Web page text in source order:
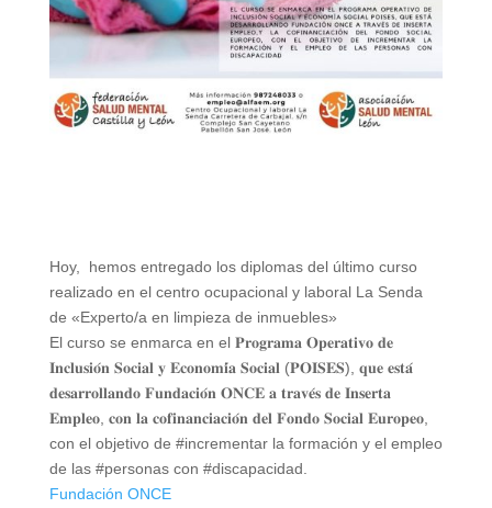
Hoy, hemos entregado los diplomas del último curso
realizado en el centro ocupacional y laboral La Senda
de «Experto/a en limpieza de inmuebles»
El curso se enmarca en el 𝐏𝐫𝐨𝐠𝐫𝐚𝐦𝐚 𝐎𝐩𝐞𝐫𝐚𝐭𝐢𝐯𝐨 𝐝𝐞
𝐈𝐧𝐜𝐥𝐮𝐬𝐢𝐨́𝐧 𝐒𝐨𝐜𝐢𝐚𝐥 𝐲 𝐄𝐜𝐨𝐧𝐨𝐦𝐢́𝐚 𝐒𝐨𝐜𝐢𝐚𝐥 (𝐏𝐎𝐈𝐒𝐄𝐒), 𝐪𝐮𝐞 𝐞𝐬𝐭𝐚́
𝐝𝐞𝐬𝐚𝐫𝐫𝐨𝐥𝐥𝐚𝐧𝐝𝐨 𝐅𝐮𝐧𝐝𝐚𝐜𝐢𝐨́𝐧 𝐎𝐍𝐂𝐄 𝐚 𝐭𝐫𝐚𝐯𝐞́𝐬 𝐝𝐞 𝐈𝐧𝐬𝐞𝐫𝐭𝐚
𝐄𝐦𝐩𝐥𝐞𝐨, 𝐜𝐨𝐧 𝐥𝐚 𝐜𝐨𝐟𝐢𝐧𝐚𝐧𝐜𝐢𝐚𝐜𝐢𝐨́𝐧 𝐝𝐞𝐥 𝐅𝐨𝐧𝐝𝐨 𝐒𝐨𝐜𝐢𝐚𝐥 𝐄𝐮𝐫𝐨𝐩𝐞𝐨,
con el objetivo de #incrementar la formación y el empleo
de las #personas con #discapacidad.
Fundación ONCE